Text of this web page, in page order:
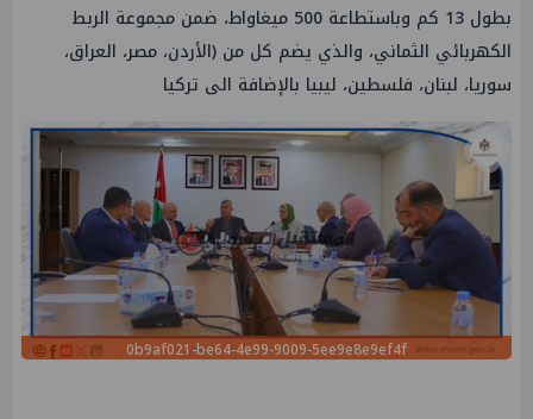
بطول 13 كم وباستطاعة 500 ميغاواط، ضمن مجموعة الربط
الكهربائي الثماني، والذي يضم كل من (الأردن، مصر، العراق،
سوريا، لبنان، فلسطين، ليبيا بالإضافة الى تركيا
0b9af021-be64-4e99-9009-5ee9e8e9ef4f